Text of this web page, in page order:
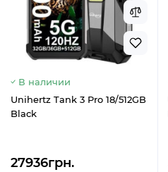
В наличии
Unihertz Tank 3 Pro 18/512GB
Black
27936грн.